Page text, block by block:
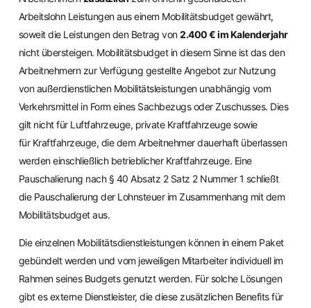
Arbeitslohn Leistungen aus einem Mobilitätsbudget gewährt,
soweit die Leistungen den Betrag von2.400 € im Kalenderjahr
nicht übersteigen. Mobilitätsbudget in diesem Sinne ist das den
Arbeitnehmern zur Verfügung gestellte Angebot zur Nutzung
von außerdienstlichen Mobilitätsleistungen unabhängig vom
Verkehrsmittel in Form eines Sachbezugs oder Zuschusses. Dies
gilt nicht für Luftfahrzeuge, private Kraftfahrzeuge sowie
für Kraftfahrzeuge, die dem Arbeitnehmer dauerhaft überlassen
werden einschließlich betrieblicher Kraftfahrzeuge. Eine
Pauschalierung nach § 40 Absatz 2 Satz 2 Nummer 1 schließt
die Pauschalierung der Lohnsteuer im Zusammenhang mit dem
Mobilitätsbudget aus.
Die einzelnen Mobilitätsdienstleistungen können in einem Paket
gebündelt werden und vom jeweiligen Mitarbeiter individuell im
Rahmen seines Budgets genutzt werden. Für solche Lösungen
gibt es externe Dienstleister, die diese zusätzlichen Benefits für